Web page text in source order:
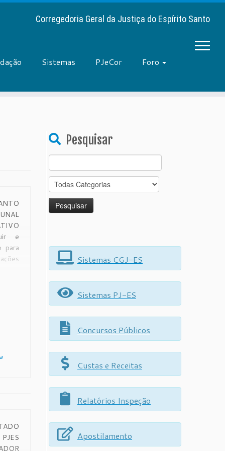
Corregedoria Geral da Justiça do Espírito Santo
Sistemas PJeCor
Foro
e
para
e
Pesquisar
for:
Sistemas CGJ-ES
Sistemas PJ-ES
Concursos Públicos
Custas e Receitas
Relatórios Inspeção
Apostilamento